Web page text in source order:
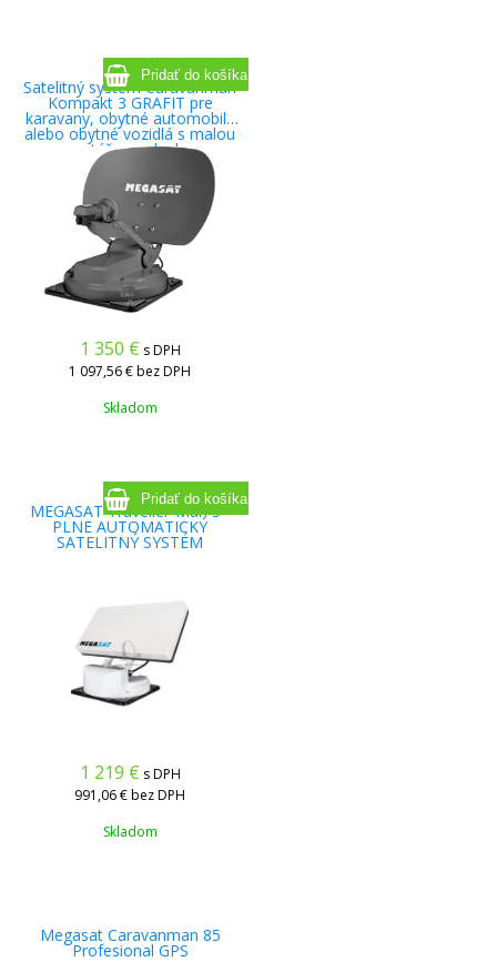
Satelitný systém Caravanman
Kompakt 3 GRAFIT pre
karavany, obytné automobily
alebo obytné vozidlá s malou
montážnou plochou
1 350 € s DPH
1 097,56 €bez DPH
Skladom
MEGASAT Traveller-Man 3 -
PLNE AUTOMATICKÝ
SATELITNÝ SYSTÉM
1 219 € s DPH
991,06 €bez DPH
Skladom
Megasat Caravanman 85
Profesional GPS